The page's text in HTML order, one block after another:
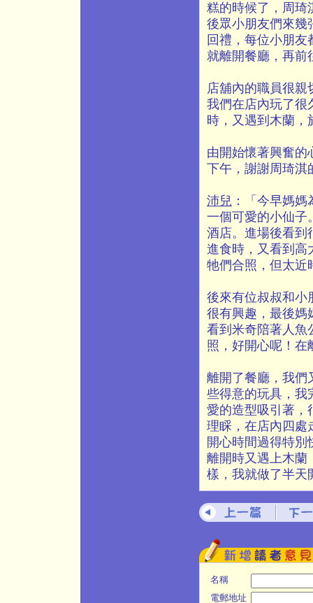
糕的時候了，周琦
後眾小朋友們來幾
回禮，每位小朋
就離開餐廳，再前
店舖內的職員很
我們在店內玩了很
時，又遇到木蘭，
由開始懷著興奮的
下午，謝謝周琦淇
沛兒 ：「今早媽
一個可愛的小仙子
酒店。進場後看到
進食時，又看到高
牠們合照，但太近
後來有位叔叔和小
很有興趣，最後媽
看到米奇陪著人魚
照，好開心呢！在
離開了餐廳，我們
些得意的玩具，我
愛的造型吸引著，
理睬，在店內四處
開心時間過得特
離開時又遇上木蘭
樣，我就做了半天
名稱
電郵地址